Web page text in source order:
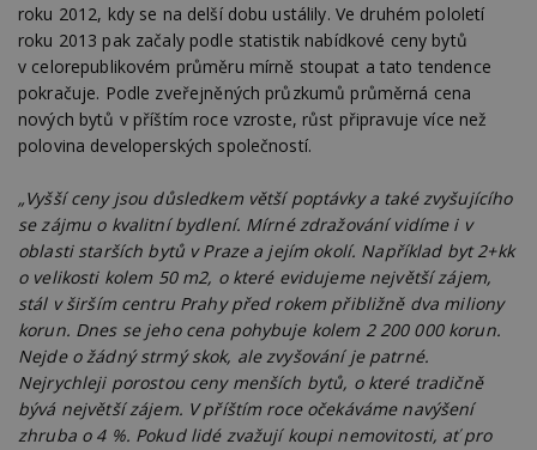
roku 2012, kdy se na delší dobu ustálily. Ve druhém pololetí
roku 2013 pak začaly podle statistik nabídkové ceny bytů
v celorepublikovém průměru mírně stoupat a tato tendence
pokračuje. Podle zveřejněných průzkumů průměrná cena
nových bytů v příštím roce vzroste, růst připravuje více než
polovina developerských společností.
„Vyšší ceny jsou důsledkem větší poptávky a také zvyšujícího
se zájmu o kvalitní bydlení. Mírné zdražování vidíme i v
oblasti starších bytů v Praze a jejím okolí. Například byt 2+kk
o velikosti kolem 50 m2, o které evidujeme největší zájem,
stál v širším centru Prahy před rokem přibližně dva miliony
korun. Dnes se jeho cena pohybuje kolem 2 200 000 korun.
Nejde o žádný strmý skok, ale zvyšování je patrné.
Nejrychleji porostou ceny menších bytů, o které tradičně
bývá největší zájem. V příštím roce očekáváme navýšení
zhruba o 4 %. Pokud lidé zvažují koupi nemovitosti, ať pro